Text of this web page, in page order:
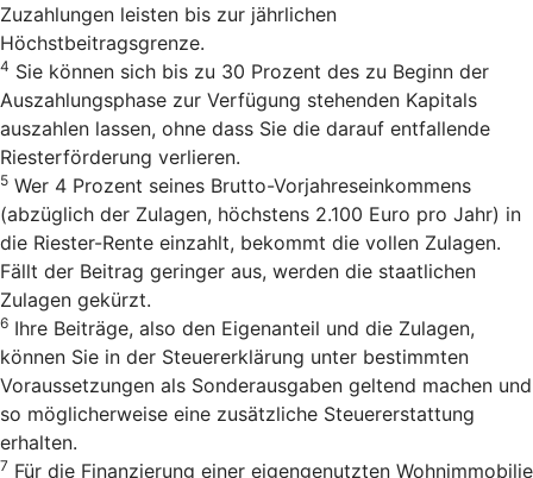
Zuzahlungen leisten bis zur jährlichen
Höchstbeitragsgrenze.
4 Sie können sich bis zu 30 Prozent des zu Beginn der
Auszahlungsphase zur Verfügung stehenden Kapitals
auszahlen lassen, ohne dass Sie die darauf entfallende
Riesterförderung verlieren.
5 Wer 4 Prozent seines Brutto-Vorjahreseinkommens
(abzüglich der Zulagen, höchstens 2.100 Euro pro Jahr) in
die Riester-Rente einzahlt, bekommt die vollen Zulagen.
Fällt der Beitrag geringer aus, werden die staatlichen
Zulagen gekürzt.
6 Ihre Beiträge, also den Eigenanteil und die Zulagen,
können Sie in der Steuererklärung unter bestimmten
Voraussetzungen als Sonderausgaben geltend machen und
so möglicherweise eine zusätzliche Steuererstattung
erhalten.
7 Für die Finanzierung einer eigengenutzten Wohnimmobilie